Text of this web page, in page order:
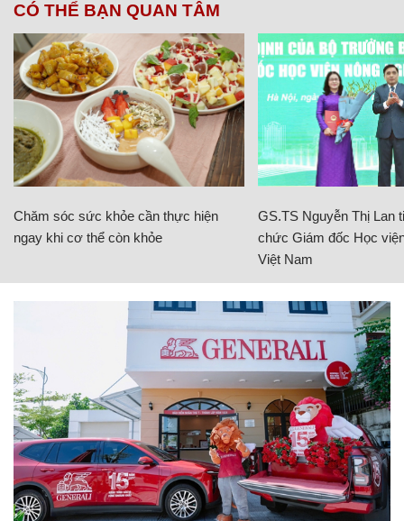
CÓ THỂ BẠN QUAN TÂM
Chăm sóc sức khỏe cần thực hiện
ngay khi cơ thể còn khỏe
GS.TS Nguyễn Thị Lan
chức Giám đốc Học
Việt Nam